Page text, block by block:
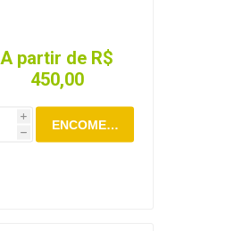
A partir de R$
450,00
i
h
ENCOMENDAR